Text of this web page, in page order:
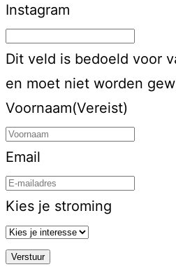
Instagram
Dit veld is bedoeld voor
en moet niet worden
Voornaam(Vereist)
Email
Kies je stroming